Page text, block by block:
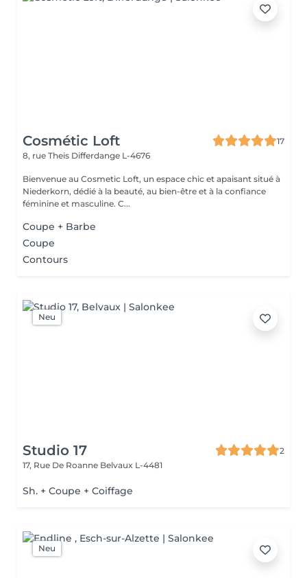
Cosmétic Loft
17
8, rue Theis Differdange L-4676
Bienvenue au Cosmetic Loft, un espace chic et apaisant situé à
Niederkorn, dédié à la beauté, au bien-être et à la confiance
féminine et masculine. C...
Coupe + Barbe
Coupe
Contours
Neu
Studio 17
2
17, Rue De Roanne Belvaux L-4481
Sh. + Coupe + Coiffage
Neu